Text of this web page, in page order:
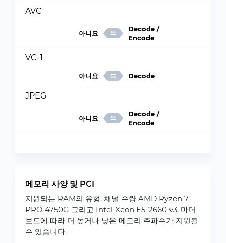
AVC
아니요
Decode /
Encode
VC-1
아니요 Decode
JPEG
아니요
Decode /
Encode
메모리 사양 및 PCI
지원되는 RAM의 유형, 채널 수량 AMD Ryzen 7
PRO 4750G 그리고 Intel Xeon E5-2660 v3. 마더
보드에 따라 더 높거나 낮은 메모리 주파수가 지원될
수 있습니다.